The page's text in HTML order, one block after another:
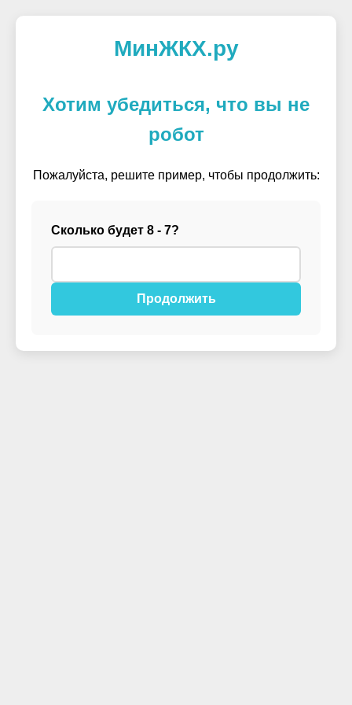
МинЖКХ.ру
Хотим убедиться, что вы не
робот
Пожалуйста, решите пример, чтобы продолжить:
Сколько будет 8 - 7?
Продолжить